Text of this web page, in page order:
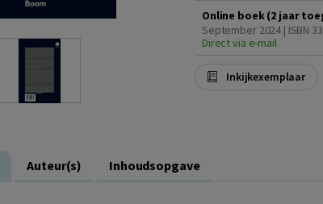
Online boek (2 jaar
September 2024 | ISBN
Direct via e-mail
Inkijkexemplaar
Auteur(s) Inhoudsopgave